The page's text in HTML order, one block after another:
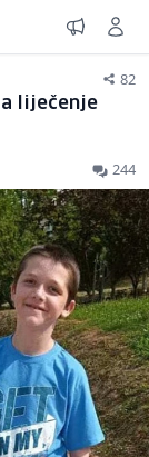
82
liječenje
244